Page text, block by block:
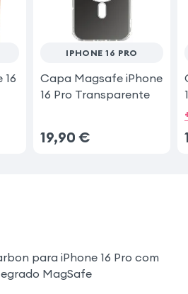
IPHONE 16 PRO
Capa Magsafe iPhone
16 Pro Transparente
19,90 €
para iPhone 16 Pro com
MagSafe